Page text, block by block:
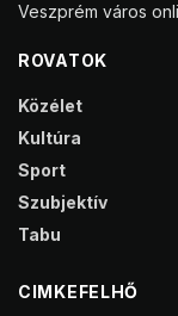
Veszprém város
ROVATOK
Közélet
Kultúra
Sport
Szubjektív
Tabu
CIMKEFELHŐ